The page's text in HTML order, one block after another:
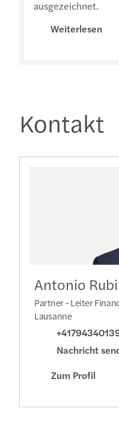
ausgezeichnet.
Weiterlesen
Kontakt
Antonio
Partner - Leiter
Lausanne
Nachricht
Zum Profil